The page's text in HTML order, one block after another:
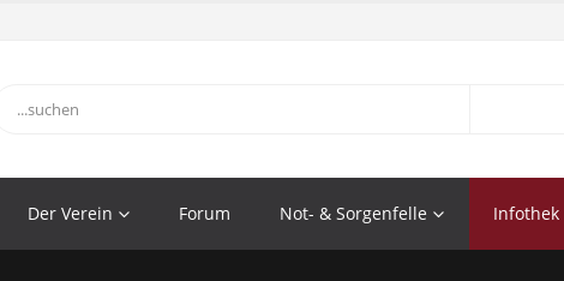
Der Verein Forum Not- & Sorgenfelle Infothek